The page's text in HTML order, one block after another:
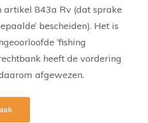
artikel 843a Rv (dat sprake
bescheiden). Het is
‘fishing
heeft de vordering
afgewezen.